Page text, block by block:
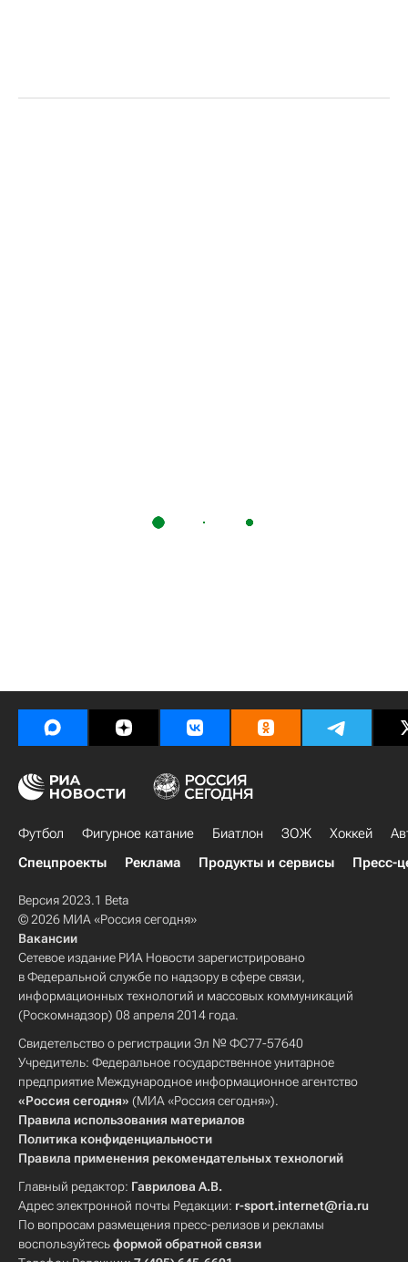
Футбол Фигурное катание Биатлон ЗОЖ Хоккей
Спецпроекты
Реклама Продукты и сервисы Пресс-
Версия 2023.1 Beta
© 2026 МИА «Россия сегодня»
Вакансии
Сетевое издание РИА Новости зарегистрировано
в Федеральной службе по надзору в сфере связи,
информационных технологий и массовых коммуникаций
(Роскомнадзор) 08 апреля 2014 года.
Свидетельство о регистрации Эл № ФС77-57640
Учредитель: Федеральное государственное унитарное
предприятие Международное информационное агентство
«Россия сегодня» (МИА «Россия сегодня»).
Правила использования материалов
Политика конфиденциальности
Правила применения рекомендательных технологий
Главный редактор: Гаврилова А.В.
Адрес электронной почты Редакции: r-sport.internet@ria.ru
По вопросам размещения пресс-релизов и рекламы
воспользуйтесьформой обратной связи